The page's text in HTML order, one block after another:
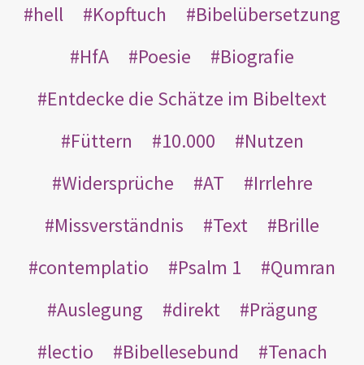
hell
Kopftuch
Bibelübersetzung
HfA
Poesie
Biografie
Entdecke die Schätze im Bibeltext
Füttern
10.000
Nutzen
Widersprüche
AT
Irrlehre
Missverständnis
Text
Brille
contemplatio
Psalm 1
Qumran
Auslegung
direkt
Prägung
lectio
Bibellesebund
Tenach